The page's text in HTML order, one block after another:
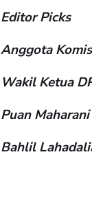
Editor Picks
Anggota
Wakil Ketua
Puan Maharani
Bahlil